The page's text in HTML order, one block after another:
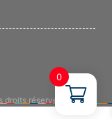
réservés
0